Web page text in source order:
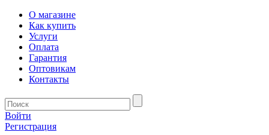
О магазине
Как купить
Услуги
Оплата
Гарантия
Оптовикам
Контакты
Войти
Регистрация